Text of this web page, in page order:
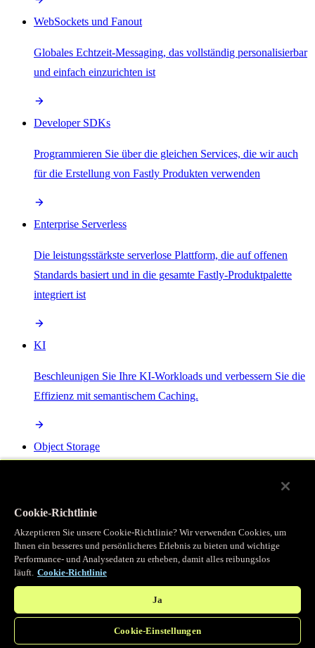
WebSockets und Fanout
Globales Echtzeit-Messaging, das vollständig personalisierbar
und einfach einzurichten ist
Developer SDKs
Programmieren Sie über die gleichen Services, die wir auch
für die Erstellung von Fastly Produkten verwenden
Enterprise Serverless
Die leistungsstärkste serverlose Plattform, die auf offenen
Standards basiert und in die gesamte Fastly-Produktpalette
integriert ist
KI
Beschleunigen Sie Ihre KI-Workloads und verbessern Sie die
Effizienz mit semantischem Caching.
Object Storage
Programmierbarer Cache
Erhalten Sie vollständigen programmatischen Zugriff auf das
legendäre Caching, das unser CDN antreibt.
Cookie-Richtlinie
Akzeptieren Sie unsere Cookie-Richtlinie? Wir verwenden Cookies, um
Ihnen ein besseres und persönlicheres Erlebnis zu bieten und wichtige
Performance- und Analysedaten zu erheben, damit alles reibungslos
läuft. Cookie-Richtlinie
Ja
Cookie-Einstellungen